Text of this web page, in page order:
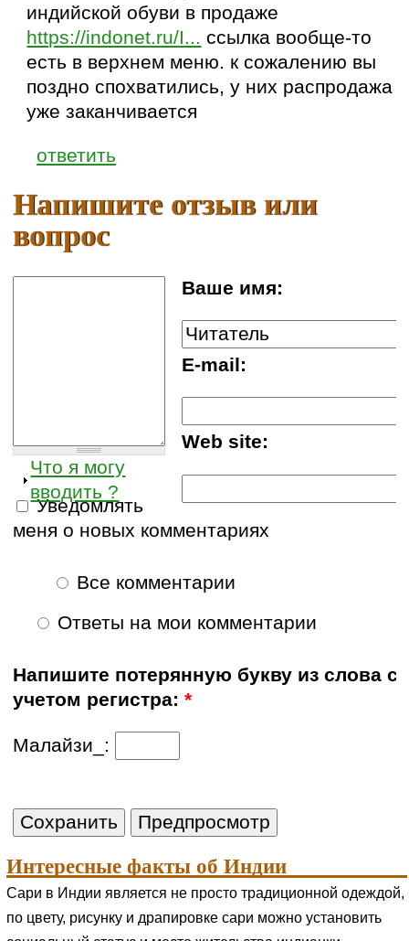
индийской обуви в продаже
https://indonet.ru/I... ссылка вообще-то
есть в верхнем меню. к сожалению вы
поздно спохватились, у них распродажа
уже заканчивается
ответить
Напишите отзыв или
вопрос
Ваше имя:
E-mail:
Web site:
Что я могу
вводить ?
Уведомлять
меня о новых комментариях
Все комментарии
Ответы на мои комментарии
Напишите потерянную букву из слова с
учетом регистра:*
Малайзи_:
Интересные факты об Индии
Сари в Индии является не просто традиционной одеждой,
по цвету, рисунку и драпировке сари можно установить